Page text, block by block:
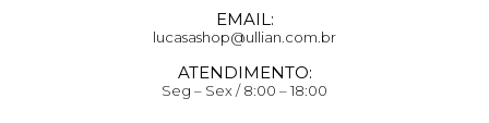
EMAIL:
lucasashop@ullian.com.br
ATENDIMENTO:
Seg – Sex / 8:00 – 18:00